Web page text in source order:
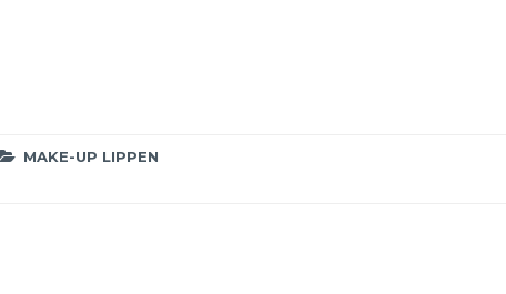
MAKE-UP LIPPEN